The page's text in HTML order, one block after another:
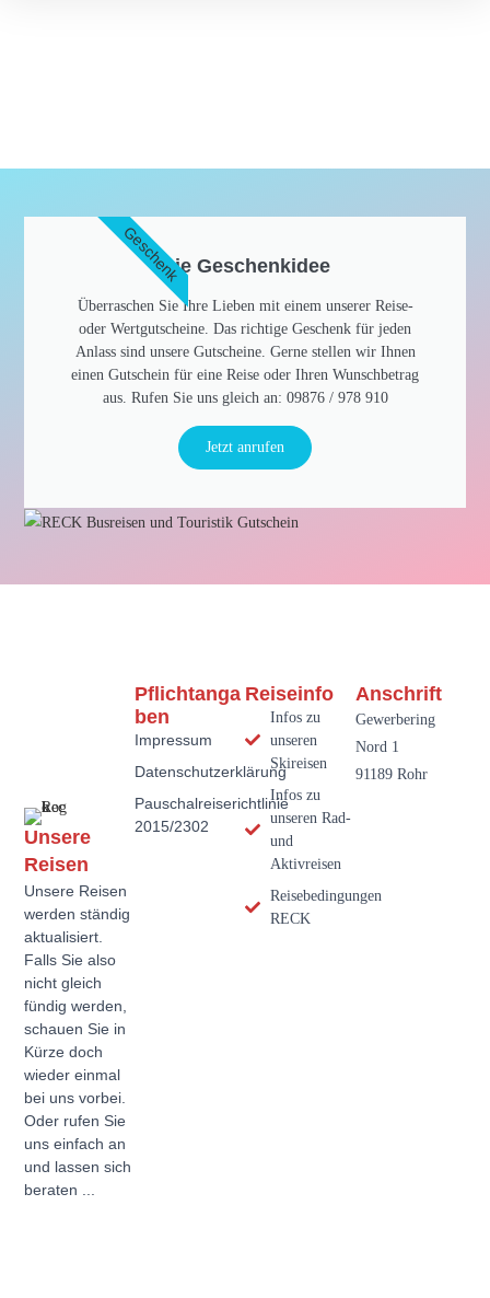
Die Geschenkidee​
Überraschen Sie Ihre Lieben mit einem unserer Reise-
oder Wertgutscheine. Das richtige Geschenk für jeden
Anlass sind unsere Gutscheine. Gerne stellen wir Ihnen
einen Gutschein für eine Reise oder Ihren Wunschbetrag
aus. Rufen Sie uns gleich an: 09876 / 978 910​
Jetzt anrufen
Geschenk
Unsere
Reisen
Unsere Reisen
werden ständig
aktualisiert.
Falls Sie also
nicht gleich
fündig werden,
schauen Sie in
Kürze doch
wieder einmal
bei uns vorbei.
Oder rufen Sie
uns einfach an
und lassen sich
beraten ...
Reiseinfo
Infos zu
unseren
Skireisen
Infos zu
unseren Rad-
und
Aktivreisen
Reisebedingungen
RECK
Pflichtanga
Ben
Impressum
Datenschutzerklärung
Pauschalreiserichtlinie
2015/2302
Anschrift
Gewerbering
Nord 1
91189 Rohr